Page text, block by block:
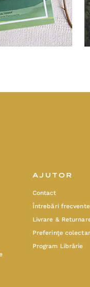
AJUTOR
Contact
Întrebări frecvente
Livrare &
Preferinţe
Program Librărie